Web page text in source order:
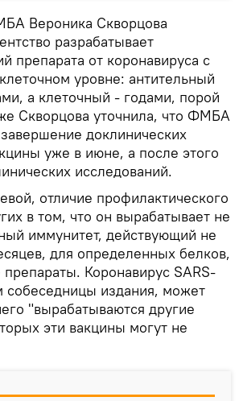
Вероника Скворцова
разрабатывает
препарата от коронавируса с
уровне: антительный
а клеточный - годами, порой
Скворцова уточнила, что ФМБА
доклинических
уже в июне, а после этого
исследований.
отличие профилактического
в том, что он вырабатывает не
иммунитет, действующий не
для определенных белков,
Коронавирус SARS-
собеседницы издания, может
"вырабатываются другие
эти вакцины могут не